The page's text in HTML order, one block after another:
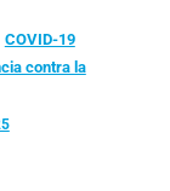
COVID-19
contra la